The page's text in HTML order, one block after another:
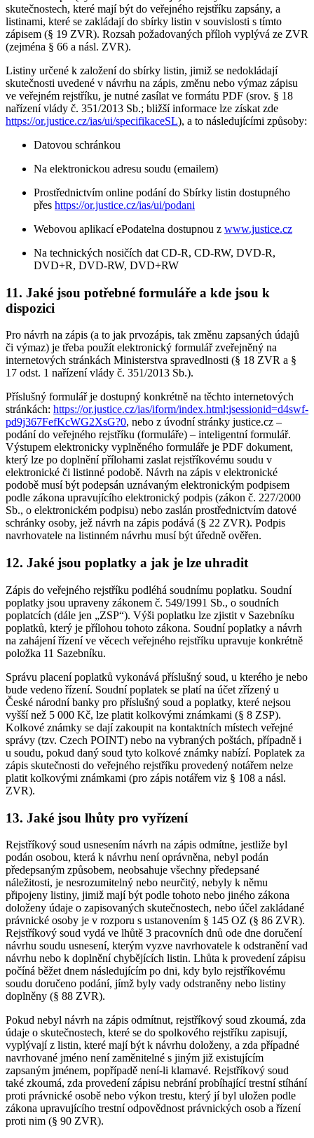
skutečnostech, které mají být do veřejného rejstříku zapsány, a
listinami, které se zakládají do sbírky listin v souvislosti s tímto
zápisem (§ 19 ZVR). Rozsah požadovaných příloh vyplývá ze ZVR
(zejména § 66 a násl. ZVR).
Listiny určené k založení do sbírky listin, jimiž se nedokládají
skutečnosti uvedené v návrhu na zápis, změnu nebo výmaz zápisu
ve veřejném rejstříku, je nutné zasílat ve formátu PDF (srov. § 18
nařízení vlády č. 351/2013 Sb.; bližší informace lze získat zde
https://or.justice.cz/ias/ui/specifikaceSL), a to následujícími způsoby:
Datovou schránkou
Na elektronickou adresu soudu (emailem)
Prostřednictvím online podání do Sbírky listin dostupného
přes https://or.justice.cz/ias/ui/podani
Webovou aplikací ePodatelna dostupnou z www.justice.cz
Na technických nosičích dat CD-R, CD-RW, DVD-R,
DVD+R, DVD-RW, DVD+RW
11. Jaké jsou potřebné formuláře a kde jsou k
dispozici
Pro návrh na zápis (a to jak prvozápis, tak změnu zapsaných údajů
či výmaz) je třeba použít elektronický formulář zveřejněný na
internetových stránkách Ministerstva spravedlnosti (§ 18 ZVR a §
17 odst. 1 nařízení vlády č. 351/2013 Sb.).
Příslušný formulář je dostupný konkrétně na těchto internetových
stránkách: https://or.justice.cz/ias/iform/index.html;jsessionid=d4swf-
pd9j367FefKcWG2XsG?0, nebo z úvodní stránky justice.cz –
podání do veřejného rejstříku (formuláře) – inteligentní formulář.
Výstupem elektronicky vyplněného formuláře je PDF dokument,
který lze po doplnění přílohami zaslat rejstříkovému soudu v
elektronické či listinné podobě. Návrh na zápis v elektronické
podobě musí být podepsán uznávaným elektronickým podpisem
podle zákona upravujícího elektronický podpis (zákon č. 227/2000
Sb., o elektronickém podpisu) nebo zaslán prostřednictvím datové
schránky osoby, jež návrh na zápis podává (§ 22 ZVR). Podpis
navrhovatele na listinném návrhu musí být úředně ověřen.
12. Jaké jsou poplatky a jak je lze uhradit
Zápis do veřejného rejstříku podléhá soudnímu poplatku. Soudní
poplatky jsou upraveny zákonem č. 549/1991 Sb., o soudních
poplatcích (dále jen „ZSP“). Výši poplatku lze zjistit v Sazebníku
poplatků, který je přílohou tohoto zákona. Soudní poplatky a návrh
na zahájení řízení ve věcech veřejného rejstříku upravuje konkrétně
položka 11 Sazebníku.
Správu placení poplatků vykonává příslušný soud, u kterého je nebo
bude vedeno řízení. Soudní poplatek se platí na účet zřízený u
České národní banky pro příslušný soud a poplatky, které nejsou
vyšší než 5 000 Kč, lze platit kolkovými známkami (§ 8 ZSP).
Kolkové známky se dají zakoupit na kontaktních místech veřejné
správy (tzv. Czech POINT) nebo na vybraných poštách, případně i
u soudu, pokud daný soud tyto kolkové známky nabízí. Poplatek za
zápis skutečnosti do veřejného rejstříku provedený notářem nelze
platit kolkovými známkami (pro zápis notářem viz § 108 a násl.
ZVR).
13. Jaké jsou lhůty pro vyřízení
Rejstříkový soud usnesením návrh na zápis odmítne, jestliže byl
podán osobou, která k návrhu není oprávněna, nebyl podán
předepsaným způsobem, neobsahuje všechny předepsané
náležitosti, je nesrozumitelný nebo neurčitý, nebyly k němu
připojeny listiny, jimiž mají být podle tohoto nebo jiného zákona
doloženy údaje o zapisovaných skutečnostech, nebo účel zakládané
právnické osoby je v rozporu s ustanovením § 145 OZ (§ 86 ZVR).
Rejstříkový soud vydá ve lhůtě 3 pracovních dnů ode dne doručení
návrhu soudu usnesení, kterým vyzve navrhovatele k odstranění vad
návrhu nebo k doplnění chybějících listin. Lhůta k provedení zápisu
počíná běžet dnem následujícím po dni, kdy bylo rejstříkovému
soudu doručeno podání, jímž byly vady odstraněny nebo listiny
doplněny (§ 88 ZVR).
Pokud nebyl návrh na zápis odmítnut, rejstříkový soud zkoumá, zda
údaje o skutečnostech, které se do spolkového rejstříku zapisují,
vyplývají z listin, které mají být k návrhu doloženy, a zda případné
navrhované jméno není zaměnitelné s jiným již existujícím
zapsaným jménem, popřípadě není-li klamavé. Rejstříkový soud
také zkoumá, zda provedení zápisu nebrání probíhající trestní stíhání
proti právnické osobě nebo výkon trestu, který jí byl uložen podle
zákona upravujícího trestní odpovědnost právnických osob a řízení
proti nim (§ 90 ZVR).